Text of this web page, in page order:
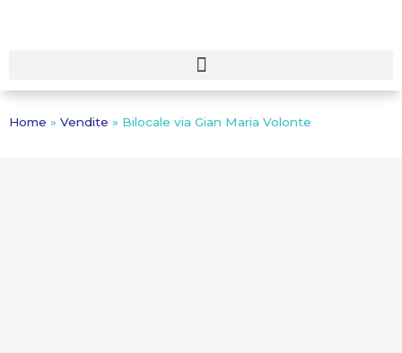
Home » Vendite » Bilocale via Gian Maria Volonte